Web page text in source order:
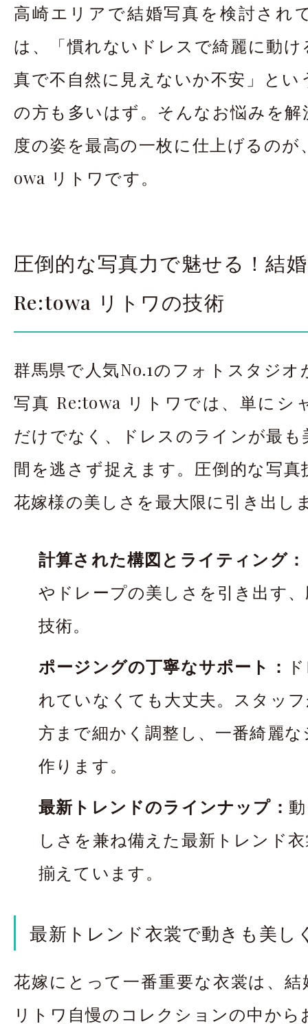
高崎エリアで結婚写真を検討され
は、「慣れないドレスで綺麗に動け
真で不自然に見えないか不安」とい
の方も多いはず。そんなお悩みを解
度の姿を最高の一枚に仕上げるのが
owa リトワです。
圧倒的な写真力で魅せる！結
Re:towa リトワの技術
群馬県で人気No.1のフォトスタジ
写真 Re:towa リトワでは、単にシ
だけでなく、ドレスのラインが最も
間を逃さず捉えます。圧倒的な写真
花嫁様の美しさを最大限に引き出し
計算された構図とライティング：
やドレープの美しさを引き出す
技術。
ポージングの丁寧なサポート：
れていなくても大丈夫。スタッ
方まで細かく調整し、一番綺麗
作ります。
最新トレンドのラインナップ：
しさを兼ね備えた最新トレンド
揃えています。
最新トレンド衣裳で動きも美し
花嫁にとって一番重要な衣裳は、
リトワ自慢のコレクションの中か